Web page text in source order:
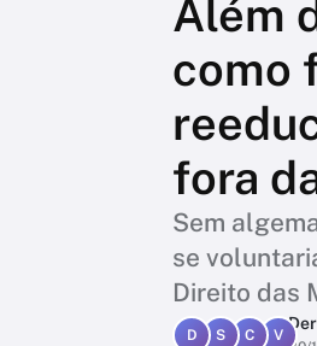
Além
como
fora
Sem
se
Direito das
D S C V